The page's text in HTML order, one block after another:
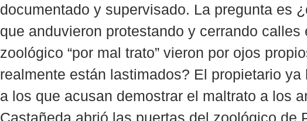
documentado y supervisado. La pregunta es
que anduvieron protestando y cerrando calles
zoológico “por mal trato” vieron por ojos
realmente están lastimados? El propietario ya
a los que acusan demostrar el maltrato a los
Castañeda abrió las puertas del zoológico de